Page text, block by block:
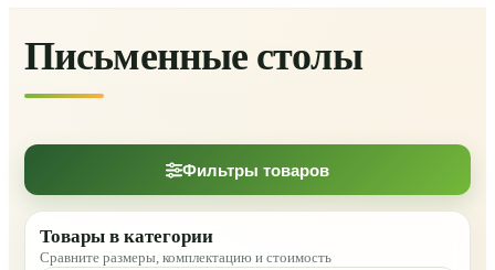
Письменные столы
Фильтры товаров
Товары в категории
Сравните размеры, комплектацию и стоимость